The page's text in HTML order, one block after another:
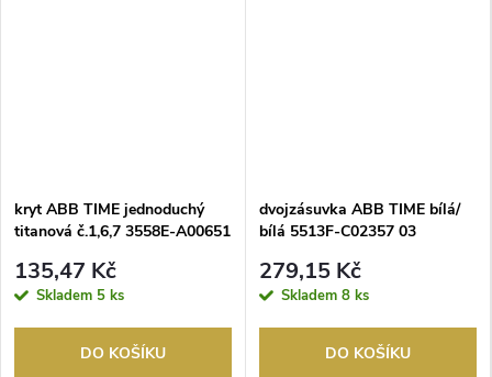
kryt ABB TIME jednoduchý
titanová č.1,6,7 3558E-A00651
135,47 Kč
Skladem 5 ks
DO KOŠÍKU
dvojzásuvka ABB TIME bílá/
bílá 5513F-C02357 03
279,15 Kč
Skladem 8 ks
DO KOŠÍKU